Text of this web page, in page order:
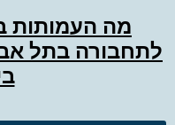
מה העמותות
לתחבורה בתל